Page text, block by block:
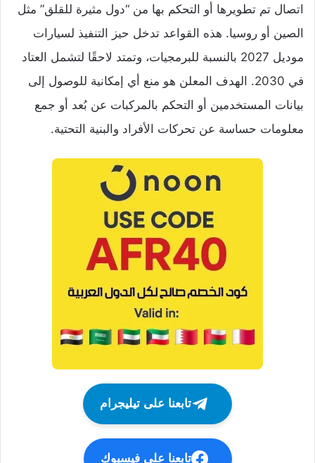
اتصال تم تطويرها أو التحكم بها من “دول مثيرة للقلق” مثل
الصين أو روسيا. هذه القواعد تدخل حيز التنفيذ لسيارات
موديل 2027 بالنسبة للبرمجيات، وتمتد لاحقًا لتشمل العتاد
في 2030. الهدف المعلن هو منع أي إمكانية للوصول إلى
بيانات المستخدمين أو التحكم بالمركبات عن بُعد أو جمع
معلومات حساسة عن تحركات الأفراد والبنية التحتية.
تابعنا على تيليجرام
تابعنا على فيسبوك